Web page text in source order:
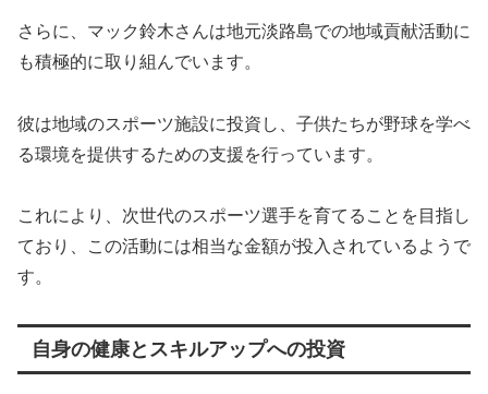
さらに、マック鈴木さんは地元淡路島での地域貢献活動に
も積極的に取り組んでいます。
彼は地域のスポーツ施設に投資し、子供たちが野球を学べ
る環境を提供するための支援を行っています。
これにより、次世代のスポーツ選手を育てることを目指し
ており、この活動には相当な金額が投入されているようで
す。
自身の健康とスキルアップへの投資